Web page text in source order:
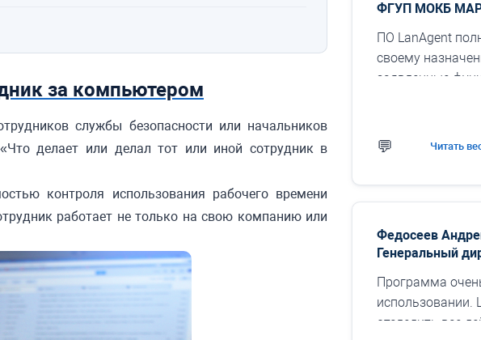
за компьютером
службы безопасности или начальников
делает или делал тот или иной сотрудник в
контроля использования рабочего времени
работает не только на свою компанию или
ФГУП МОКБ
ПО LanAgent
своему
заявленные
Читать
Федосеев
Генеральный
Программа
использовании.
отследить все